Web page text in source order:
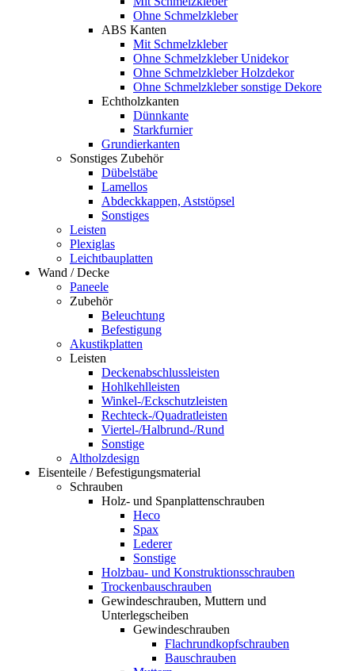
Ohne Schmelzkleber
ABS Kanten
Mit Schmelzkleber
Ohne Schmelzkleber Unidekor
Ohne Schmelzkleber Holzdekor
Ohne Schmelzkleber sonstige Dekore
Echtholzkanten
Dünnkante
Starkfurnier
Grundierkanten
Sonstiges Zubehör
Dübelstäbe
Lamellos
Abdeckkappen, Aststöpsel
Sonstiges
Leisten
Plexiglas
Leichtbauplatten
Wand / Decke
Paneele
Zubehör
Beleuchtung
Befestigung
Akustikplatten
Leisten
Deckenabschlussleisten
Hohlkehlleisten
Winkel-/Eckschutzleisten
Rechteck-/Quadratleisten
Viertel-/Halbrund-/Rund
Sonstige
Altholzdesign
Eisenteile / Befestigungsmaterial
Schrauben
Holz- und Spanplattenschrauben
Heco
Spax
Lederer
Sonstige
Holzbau- und Konstruktionsschrauben
Trockenbauschrauben
Gewindeschrauben, Muttern und
Unterlegscheiben
Gewindeschrauben
Flachrundkopfschrauben
Bauschrauben